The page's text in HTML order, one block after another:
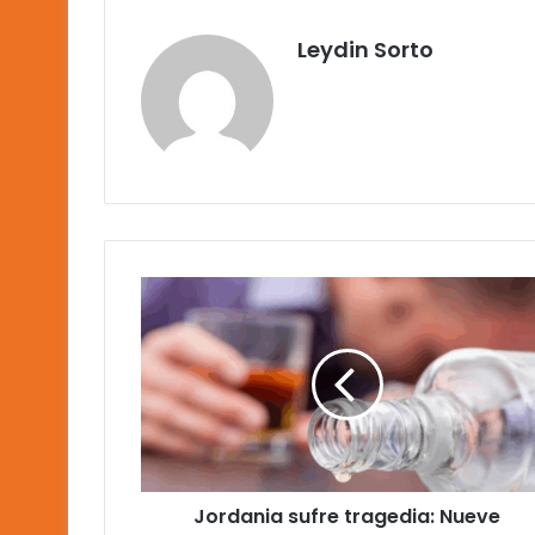
Leydin Sorto
Jordania
sufre
tragedia:
Nueve
muertos
por
alcohol
adulterado
Jordania sufre tragedia: Nueve